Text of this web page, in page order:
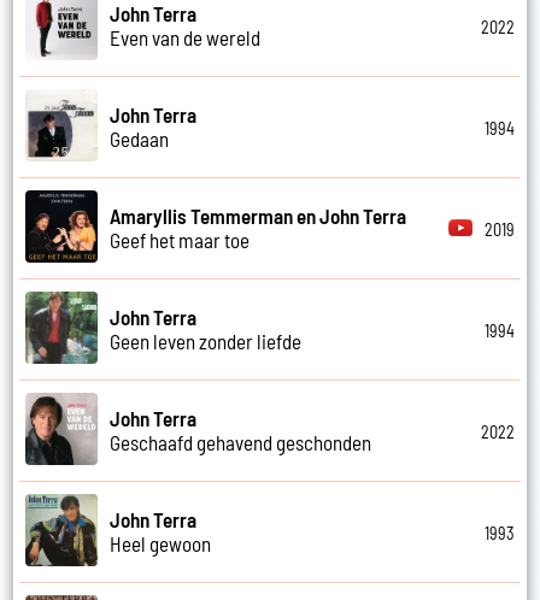
John Terra
Even van de wereld
2022
John Terra
Gedaan
1994
Amaryllis Temmerman en John Terra
Geef het maar toe
2019
John Terra
Geen leven zonder liefde
1994
John Terra
Geschaafd gehavend geschonden
2022
John Terra
Heel gewoon
1993